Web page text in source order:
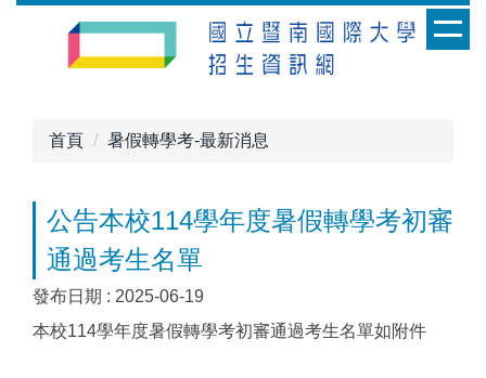
首頁 暑假轉學考-最新消息
公告本校114學年度暑假轉學考初審
通過考生名單
發布日期 : 2025-06-19
本校114學年度暑假轉學考初審通過考生名單如附件